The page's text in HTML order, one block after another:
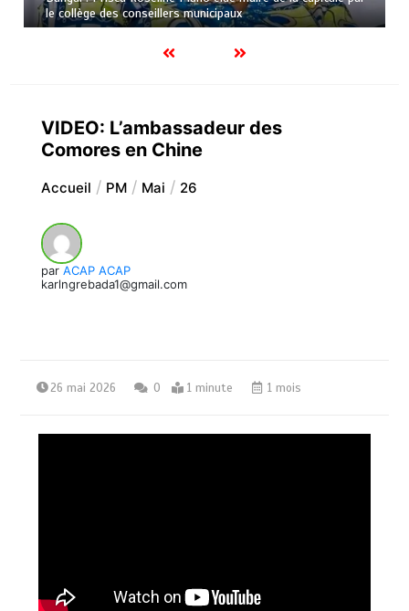
le collège des conseillers municipaux
VIDEO: L’ambassadeur des
Comores en Chine
Accueil PM Mai 26
par ACAP ACAP
karlngrebada1@gmail.com
26 mai 2026 0 1 minute 1 mois